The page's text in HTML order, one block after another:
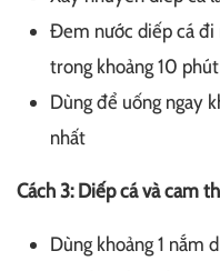
Đem nước diếp cá đi
trong khoảng 10 phút
Dùng để uống ngay
nhất
Cách 3: Diếp cá và cam
Dùng khoảng 1 nắm